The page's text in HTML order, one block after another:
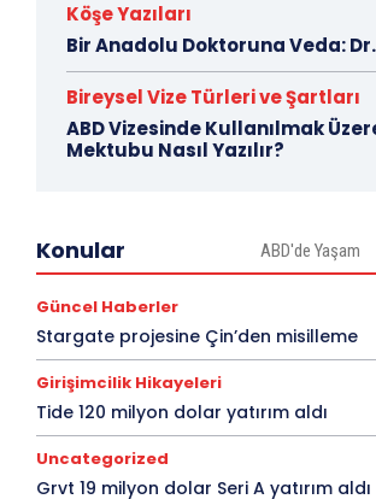
Köşe Yazıları
Bir Anadolu Doktoruna Veda: Dr.
Bireysel Vize Türleri ve Şartları
ABD Vizesinde Kullanılmak
Mektubu Nasıl Yazılır?
Konular ABD'de Yaşam
Güncel Haberler
Stargate projesine Çin’den misilleme
Girişimcilik Hikayeleri
Tide 120 milyon dolar yatırım aldı
Uncategorized
Grvt 19 milyon dolar Seri A yatırım aldı